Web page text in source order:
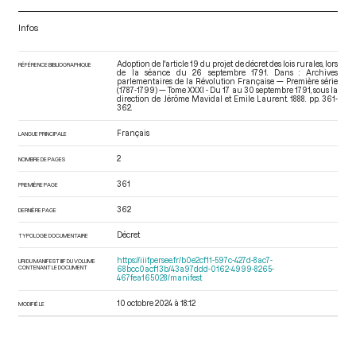
Infos
RÉFÉRENCE BIBLIOGRAPHIQUE
Adoption de l'article 19 du projet de décret des lois rurales, lors
de la séance du 26 septembre 1791. Dans : Archives
parlementaires de la Révolution Française — Première série
(1787-1799) — Tome XXXI - Du 17 au 30 septembre 1791 , sous la
direction de Jérôme Mavidal et Emile Laurent. 1888. pp. 361-
362.
LANGUE PRINCIPALE Français
NOMBRE DE PAGES 2
PREMIÈRE PAGE 361
DERNIÈRE PAGE 362
TYPOLOGIE DOCUMENTAIRE Décret
URI DU MANIFEST IIIF DU VOLUME
CONTENANT LE DOCUMENT
https://iiif.persee.fr/b0e2cf11-597c-427d-8ac7-
68bcc0acf13b/43a97ddd-0162-4999-8265-
467fea165028/manifest
MODIFIÉ LE 10 octobre 2024 à 18:12